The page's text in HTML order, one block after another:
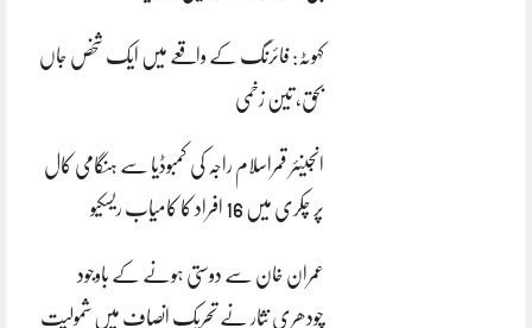
کہوٹہ: فائرنگ کے واقعے میں ایک شخص جاں
بحق، تین زخمی
انجینئر قمراسلام راجہ کی کمبوڈیا سے ہنگامی کال
پر چکری میں 16 افراد کا کامیاب ریسکیو
عمران خان سے دوستی ہونے کے باوجود
چودھری نثار نے تحریک انصاف میں شمولیت